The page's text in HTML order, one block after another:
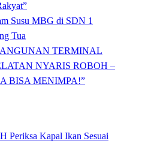
Susu MBG di SDN 1
Tua
TERMINAL
NYARIS ROBOH –
BISA MENIMPA!”
Periksa Kapal Ikan Sesuai